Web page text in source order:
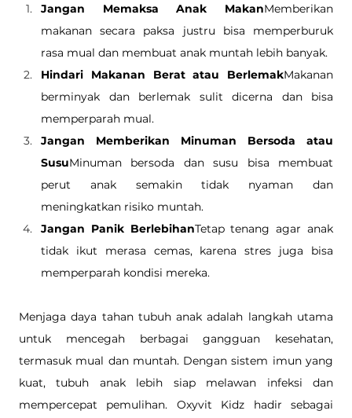
Jangan Memaksa Anak MakanMemberikan
makanan secara paksa justru bisa memperburuk
rasa mual dan membuat anak muntah lebih banyak.
Hindari Makanan Berat atau BerlemakMakanan
berminyak dan berlemak sulit dicerna dan bisa
memperparah mual.
Jangan Memberikan Minuman Bersoda atau
SusuMinuman bersoda dan susu bisa membuat
perut anak semakin tidak nyaman dan
meningkatkan risiko muntah.
Jangan Panik BerlebihanTetap tenang agar anak
tidak ikut merasa cemas, karena stres juga bisa
memperparah kondisi mereka.
Menjaga daya tahan tubuh anak adalah langkah utama
untuk mencegah berbagai gangguan kesehatan,
termasuk mual dan muntah. Dengan sistem imun yang
kuat, tubuh anak lebih siap melawan infeksi dan
mempercepat pemulihan. Oxyvit Kidz hadir sebagai